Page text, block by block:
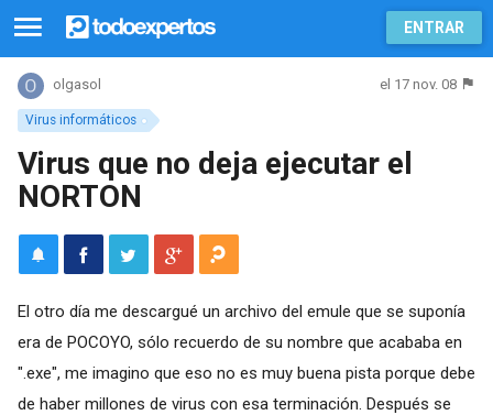
ENTRAR
Virus informáticos
olgasol el 17 nov. 08
Virus que no deja ejecutar el
NORTON
El otro día me descargué un archivo del emule que se suponía
era de POCOYO, sólo recuerdo de su nombre que acababa en
".exe", me imagino que eso no es muy buena pista porque debe
de haber millones de virus con esa terminación. Después se